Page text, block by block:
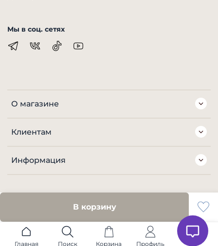
В корзину
О магазине
Клиентам
Информация
Мы в соц. сетях
Главная Поиск Корзина Профиль